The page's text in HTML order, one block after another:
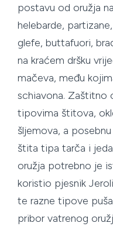
postavu od oružja
helebarde,
glefe, buttafuori,
na kraćem dršku
mačeva, među
schiavona. Zaštitno
tipovima štitova,
šljemova, a
štita tipa tarča i
oružja potrebno je
koristio pjesnik
te razne tipove
pribor vatrenog